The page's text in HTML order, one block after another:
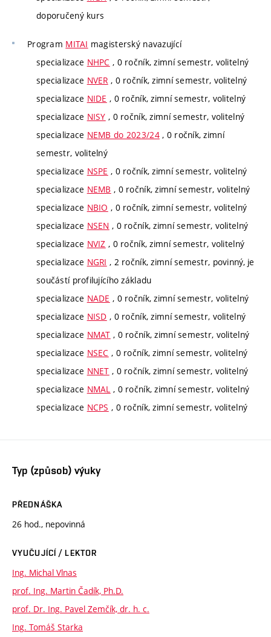
doporučený kurs
Program MITAI magisterský navazující
specializace NHPC , 0 ročník, zimní semestr, volitelný
specializace NVER , 0 ročník, zimní semestr, volitelný
specializace NIDE , 0 ročník, zimní semestr, volitelný
specializace NISY , 0 ročník, zimní semestr, volitelný
specializace NEMB do 2023/24, 0 ročník, zimní
semestr, volitelný
specializace NSPE , 0 ročník, zimní semestr, volitelný
specializace NEMB , 0 ročník, zimní semestr, volitelný
specializace NBIO , 0 ročník, zimní semestr, volitelný
specializace NSEN , 0 ročník, zimní semestr, volitelný
specializace NVIZ , 0 ročník, zimní semestr, volitelný
specializace NGRI , 2 ročník, zimní semestr, povinný, je
součástí profilujícího základu
specializace NADE , 0 ročník, zimní semestr, volitelný
specializace NISD , 0 ročník, zimní semestr, volitelný
specializace NMAT , 0 ročník, zimní semestr, volitelný
specializace NSEC , 0 ročník, zimní semestr, volitelný
specializace NNET , 0 ročník, zimní semestr, volitelný
specializace NMAL , 0 ročník, zimní semestr, volitelný
specializace NCPS , 0 ročník, zimní semestr, volitelný
Typ (způsob) výuky
PŘEDNÁŠKA
26 hod., nepovinná
VYUČUJÍCÍ / LEKTOR
Ing. Michal Vlnas
prof. Ing. Martin Čadík, Ph.D.
prof. Dr. Ing. Pavel Zemčík, dr. h. c.
Ing. Tomáš Starka